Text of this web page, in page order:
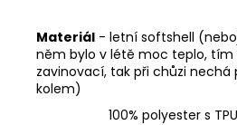
Materiál - letní softshell
něm bylo v létě moc teplo, tím
zavinovací, tak při chůzi nechá
kolem)
100% polyester s TPU